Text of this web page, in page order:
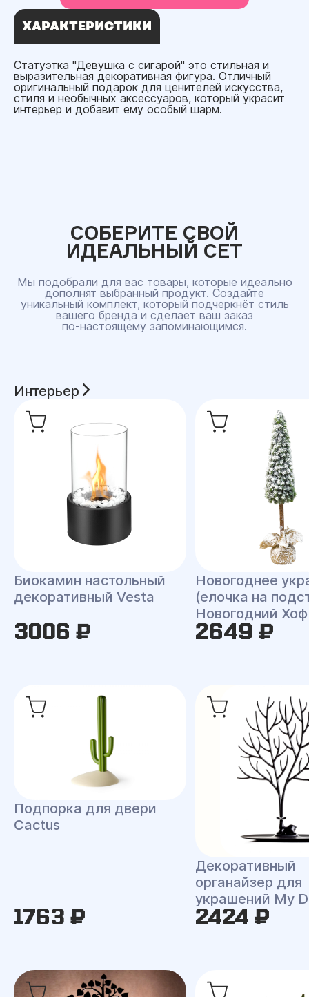
ХАРАКТЕРИСТИКИ
Статуэтка "Девушка с сигарой" это стильная и
выразительная декоративная фигура. Отличный
оригинальный подарок для ценителей искусства,
стиля и необычных аксессуаров, который украсит
интерьер и добавит ему особый шарм.
СОБЕРИТЕ СВОЙ
ИДЕАЛЬНЫЙ СЕТ
Мы подобрали для вас товары, которые идеально
дополнят выбранный продукт. Создайте
уникальный комплект, который подчеркнёт стиль
вашего бренда и сделает ваш заказ
по‑настоящему запоминающимся.
Интерьер
Биокамин настольный
декоративный Vesta
3006 ₽
Новогоднее
(елочка на
Новогодний Хоф
2649 ₽
Подпорка для двери
Cactus
1763 ₽
Декоративный
органайзер для
украшений My
2424 ₽